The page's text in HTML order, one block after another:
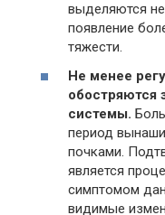
выделяются
появление
тяжести.
Не менее
обостряются
системы.
период
почками.
является
симптомом
видимые